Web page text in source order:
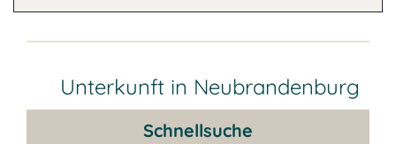
Unterkunft in Neubrandenburg
Schnellsuche